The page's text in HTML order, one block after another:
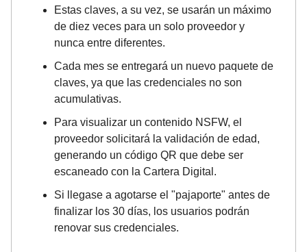
Estas claves, a su vez, se usarán un máximo
de diez veces para un solo proveedor y
nunca entre diferentes.
Cada mes se entregará un nuevo paquete de
claves, ya que las credenciales no son
acumulativas.
Para visualizar un contenido NSFW, el
proveedor solicitará la validación de edad,
generando un código QR que debe ser
escaneado con la Cartera Digital.
Si llegase a agotarse el "pajaporte" antes de
finalizar los 30 días, los usuarios podrán
renovar sus credenciales.